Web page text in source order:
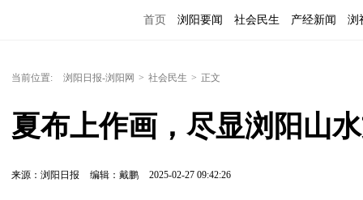
首页 浏阳要闻 社会民生 产经新闻 浏
当前位置: 浏阳日报-浏阳网 > 社会民生 > 正文
夏布上作画，尽显浏阳山
来源：浏阳日报 编辑：戴鹏 2025-02-27 09:42:26